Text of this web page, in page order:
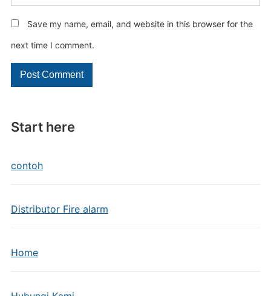
Start here
contoh
Distributor Fire alarm
Home
Save my name, email, and website in this browser for the
next time I comment.